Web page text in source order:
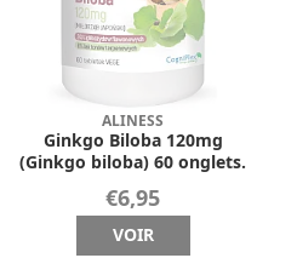
ALINESS
Ginkgo Biloba 120mg
(Ginkgo biloba) 60 onglets.
€6,95
VOIR